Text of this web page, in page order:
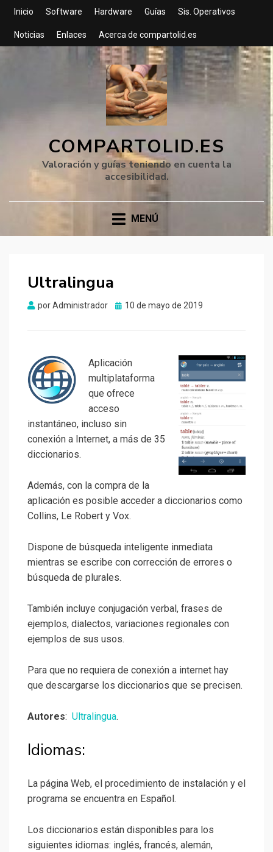
Inicio Software Hardware Guías Sis. Operativos
Noticias Enlaces Acerca de compartolid.es
COMPARTOLID.ES
Valoración y guías teniendo en cuenta la
accesibilidad.
MENÚ
Ultralingua
porAdministrador
Publicado
10 de mayo de 2019
Aplicación
multiplataforma
que ofrece
acceso
instantáneo, incluso sin
conexión a Internet, a más de 35
diccionarios.
Además, con la compra de la
aplicación es posible acceder a diccionarios como
Collins, Le Robert y Vox.
Dispone de búsqueda inteligente inmediata
mientras se escribe con corrección de errores o
búsqueda de plurales.
También incluye conjugación verbal, frases de
ejemplos, dialectos, variaciones regionales con
ejemplos de sus usos.
Para que no requiera de conexión a internet hay
que descargarse los diccionarios que se precisen.
Autores: Ultralingua.
Idiomas:
La página Web, el procedimiento de instalación y el
programa se encuentra en Español.
Los diccionarios están disponibles para los
siguientes idiomas: inglés, francés, alemán,